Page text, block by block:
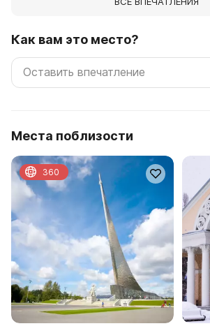
Как вам это место?
Места поблизости
360